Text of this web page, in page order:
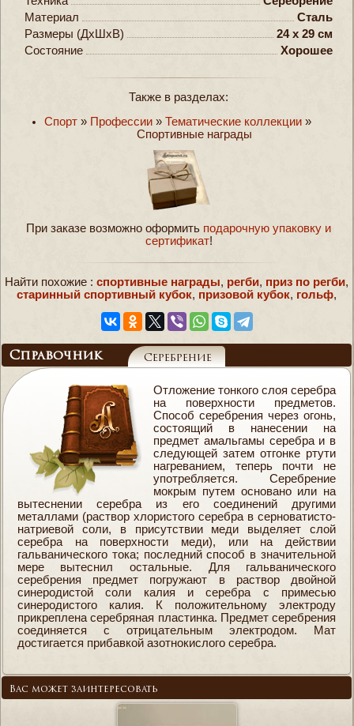
Материал
Сталь
Размеры (ДxШxВ)
24 x 29 см
Состояние
Хорошее
Также в разделах:
Спорт » Профессии » Тематические коллекции »
Спортивные награды
При заказе возможно оформить подарочную упаковку и
сертификат!
Найти похожие : спортивные награды, регби, приз по регби,
старинный спортивный кубок, призовой кубок, гольф,
Справочник Серебрение
Отложение тонкого слоя серебра
на поверхности предметов.
Способ серебрения через огонь,
состоящий в нанесении на
предмет амальгамы серебра и в
следующей затем отгонке ртути
нагреванием, теперь почти не
употребляется. Серебрение
мокрым путем основано или на
вытеснении серебра из его соединений другими
металлами (раствор хлористого серебра в серноватисто-
натриевой соли, в присутствии меди выделяет слой
серебра на поверхности меди), или на действии
гальванического тока; последний способ в значительной
мере вытеснил остальные. Для гальванического
серебрения предмет погружают в раствор двойной
синеродистой соли калия и серебра с примесью
синеродистого калия. К положительному электроду
прикреплена серебряная пластинка. Предмет серебрения
соединяется с отрицательным электродом. Мат
достигается прибавкой азотнокислого серебра.
Вас может заинтересовать